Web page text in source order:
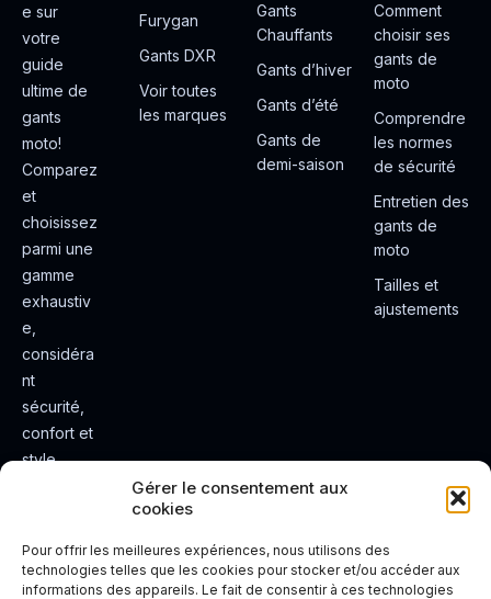
Gérer le consentement aux
cookies
Pour offrir les meilleures expériences, nous utilisons des
technologies telles que les cookies pour stocker et/ou accéder aux
informations des appareils. Le fait de consentir à ces technologies
e sur
votre
guide
ultime de
gants
moto!
Comparez
et
choisissez
parmi une
gamme
exhaustiv
e,
considéra
nt
sécurité,
confort et
style.
e de
conduite
Furygan
Gants DXR
Voir toutes
les marques
Gants
Chauffants
Gants d’hiver
Gants d’été
Gants de
demi-saison
Comment
choisir ses
gants de
moto
Comprendre
les normes
de sécurité
Entretien des
gants de
moto
Tailles et
ajustements